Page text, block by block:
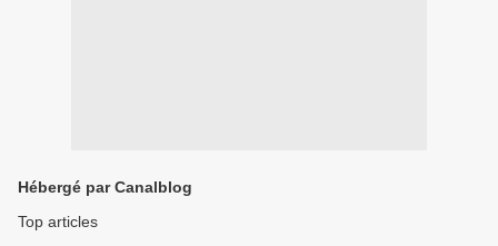
Hébergé par Canalblog
Top articles